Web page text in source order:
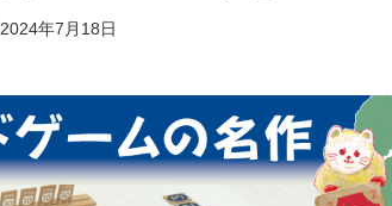
2024年7月18日